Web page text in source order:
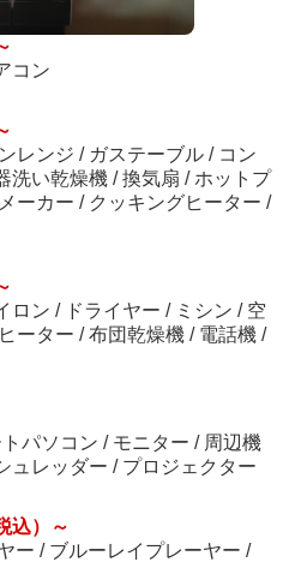
コン
レンジ / ガステーブル / コン
洗い乾燥機 / 換気扇 / ホットプ
ーカー / クッキングヒーター /
ロン / ドライヤー / ミシン / 空
ーター / 布団乾燥機 / 電話機 /
パソコン / モニター / 周辺機
ュレッダー / プロジェクター
込）～
ー / ブルーレイプレーヤー /